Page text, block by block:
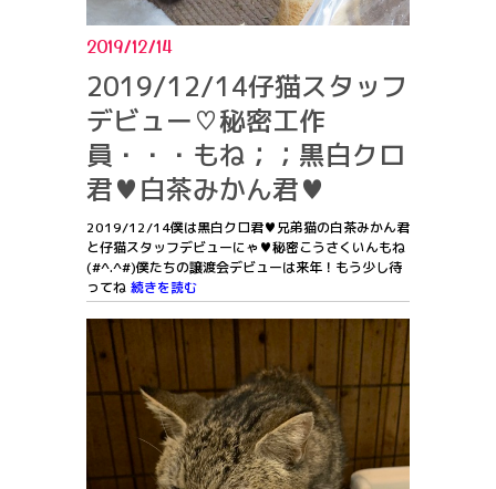
2019/12/14
2019/12/14仔猫スタッフ
デビュー♡秘密工作
員・・・もね；；黒白クロ
君♥白茶みかん君♥
2019/12/14僕は黒白クロ君♥兄弟猫の白茶みかん君
と仔猫スタッフデビューにゃ♥秘密こうさくいんもね
(#^.^#)僕たちの譲渡会デビューは来年！もう少し待
ってね 続きを読む